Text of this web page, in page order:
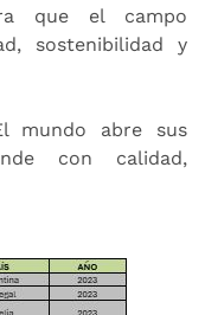
que el campo
sostenibilidad y
mundo abre sus
con calidad,